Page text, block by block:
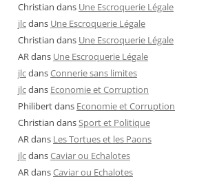
Christian dans Une Escroquerie Légale
jlcdans Une Escroquerie Légale
Christian dans Une Escroquerie Légale
ARdans Une Escroquerie Légale
jlcdansConnerie sans limites
jlcdans Economie et Corruption
Philibertdans Economie et Corruption
Christian dansSport et Politique
ARdans Les Tortues et les Paons
jlcdansCaviar ou Echalotes
ARdansCaviar ou Echalotes